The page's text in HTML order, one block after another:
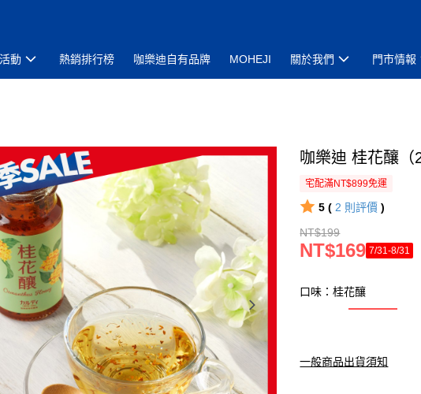
動 熱銷排行榜 咖樂迪自有品牌 MOHEJI 關於我們 門市情報
咖樂迪 桂花釀（
宅配滿NT$899免運
5 ( 2 則評價 )
NT$199
NT$169 7/31-8/31
口味：桂花釀
一般商品出貨須知